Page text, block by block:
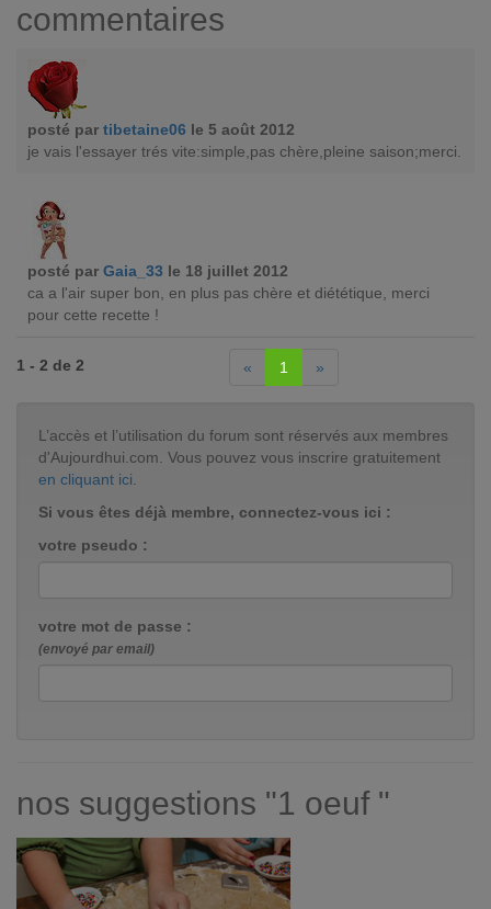
commentaires
posté par tibetaine06 le 5 août 2012
je vais l'essayer trés vite:simple,pas chère,pleine saison;merci.
posté par Gaia_33 le 18 juillet 2012
ca a l'air super bon, en plus pas chère et diététique, merci
pour cette recette !
1 - 2 de 2 « 1 »
L’accès et l’utilisation du forum sont réservés aux membres
d'Aujourdhui.com. Vous pouvez vous inscrire gratuitement
en cliquant ici.
Si vous êtes déjà membre, connectez-vous ici :
votre pseudo :
votre mot de passe :
(envoyé par email)
nos suggestions "1 oeuf "